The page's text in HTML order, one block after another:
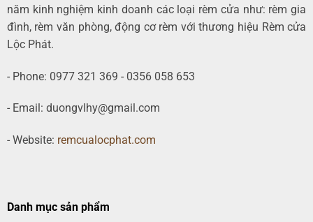
năm kinh nghiệm kinh doanh các loại rèm cửa như: rèm gia
đình, rèm văn phòng, động cơ rèm với thương hiệu Rèm cửa
Lộc Phát.
- Phone: 0977 321 369 - 0356 058 653
- Email: duongvlhy@gmail.com
- Website: remcualocphat.com
Danh mục sản phẩm